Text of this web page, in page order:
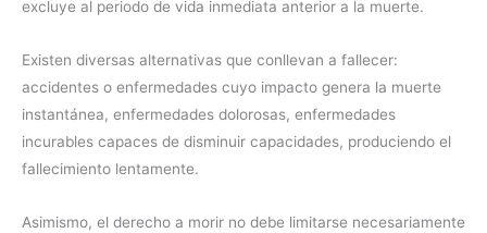
excluye al periodo de vida inmediata anterior a la muerte.
Existen diversas alternativas que conllevan a fallecer:
accidentes o enfermedades cuyo impacto genera la muerte
instantánea, enfermedades dolorosas, enfermedades
incurables capaces de disminuir capacidades, produciendo el
fallecimiento lentamente.
Asimismo, el derecho a morir no debe limitarse necesariamente